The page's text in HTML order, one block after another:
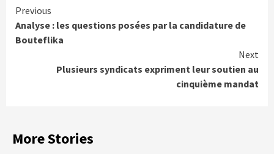
Continue
Reading
Previous
Analyse : les questions posées par la candidature de
Bouteflika
Next
Plusieurs syndicats expriment leur soutien au
cinquième mandat
More Stories